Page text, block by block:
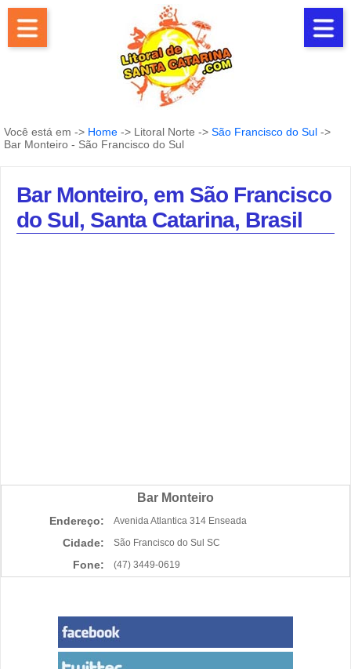
Você está em -> Home -> Litoral Norte -> São Francisco do Sul ->
Bar Monteiro - São Francisco do Sul
Bar Monteiro, em São Francisco
do Sul, Santa Catarina, Brasil
Bar Monteiro
Endereço: Avenida Atlantica 314 Enseada
Cidade: São Francisco do Sul SC
Fone: (47) 3449-0619